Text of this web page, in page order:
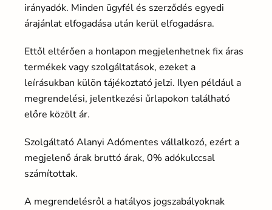
irányadók. Minden ügyfél és szerződés egyedi
árajánlat elfogadása után kerül elfogadásra.
Ettől eltérően a honlapon megjelenhetnek fix áras
termékek vagy szolgáltatások, ezeket a
leírásukban külön tájékoztató jelzi. Ilyen például a
megrendelési, jelentkezési űrlapokon található
előre közölt ár.
Szolgáltató Alanyi Adómentes vállalkozó, ezért a
megjelenő árak bruttó árak, 0% adókulccsal
számítottak.
A megrendelésről a hatályos jogszabályoknak